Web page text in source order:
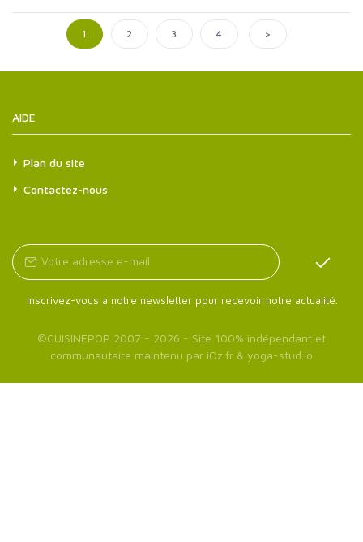
1 2 3 4 >
AIDE
Plan du site
Contactez-nous
Inscrivez-vous à notre newsletter pour recevoir notre actualité.
©CUISINEPOP 2007 - 2026 - Site 100% indépendant et
communautaire maintenu par iOz.fr & yoga-stud.io